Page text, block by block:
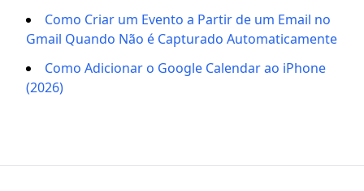
Como Criar um Evento a Partir de um Email no
Gmail Quando Não é Capturado Automaticamente
Como Adicionar o Google Calendar ao iPhone
(2026)